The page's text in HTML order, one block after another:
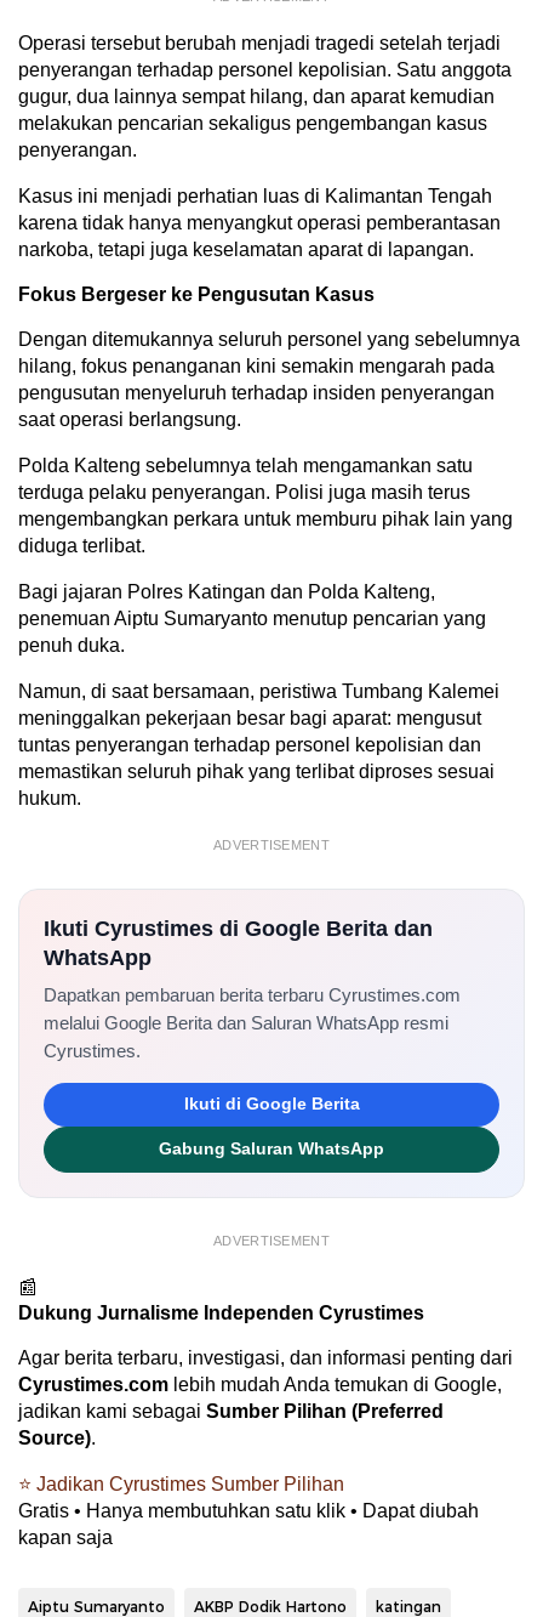
Operasi tersebut berubah menjadi tragedi setelah terjadi
penyerangan terhadap personel kepolisian. Satu anggota
gugur, dua lainnya sempat hilang, dan aparat kemudian
melakukan pencarian sekaligus pengembangan kasus
penyerangan.
Kasus ini menjadi perhatian luas di Kalimantan Tengah
karena tidak hanya menyangkut operasi pemberantasan
narkoba, tetapi juga keselamatan aparat di lapangan.
Fokus Bergeser ke Pengusutan Kasus
Dengan ditemukannya seluruh personel yang sebelumnya
hilang, fokus penanganan kini semakin mengarah pada
pengusutan menyeluruh terhadap insiden penyerangan
saat operasi berlangsung.
Polda Kalteng sebelumnya telah mengamankan satu
terduga pelaku penyerangan. Polisi juga masih terus
mengembangkan perkara untuk memburu pihak lain yang
diduga terlibat.
Bagi jajaran Polres Katingan dan Polda Kalteng,
penemuan Aiptu Sumaryanto menutup pencarian yang
penuh duka.
Namun, di saat bersamaan, peristiwa Tumbang Kalemei
meninggalkan pekerjaan besar bagi aparat: mengusut
tuntas penyerangan terhadap personel kepolisian dan
memastikan seluruh pihak yang terlibat diproses sesuai
hukum.
ADVERTISEMENT
Ikuti Cyrustimes di Google Berita dan
WhatsApp
Dapatkan pembaruan berita terbaru Cyrustimes.com
melalui Google Berita dan Saluran WhatsApp resmi
Cyrustimes.
Ikuti di Google Berita
Gabung Saluran WhatsApp
ADVERTISEMENT
📰
Dukung Jurnalisme Independen Cyrustimes
Agar berita terbaru, investigasi, dan informasi penting dari
Cyrustimes.com lebih mudah Anda temukan di Google,
jadikan kami sebagai Sumber Pilihan (Preferred
Source).
⭐ Jadikan Cyrustimes Sumber Pilihan
Gratis • Hanya membutuhkan satu klik • Dapat diubah
kapan saja
Aiptu Sumaryanto AKBP Dodik Hartono katingan